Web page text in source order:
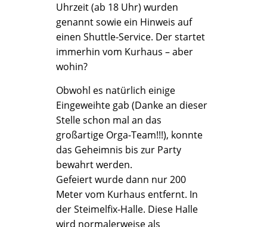
Uhrzeit (ab 18 Uhr) wurden
genannt sowie ein Hinweis auf
einen Shuttle-Service. Der startet
immerhin vom Kurhaus – aber
wohin?
Obwohl es natürlich einige
Eingeweihte gab (Danke an dieser
Stelle schon mal an das
großartige Orga-Team!!!), konnte
das Geheimnis bis zur Party
bewahrt werden.
Gefeiert wurde dann nur 200
Meter vom Kurhaus entfernt. In
der Steimelfix-Halle. Diese Halle
wird normalerweise als